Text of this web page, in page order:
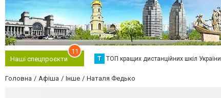
Наші спецпроєкти
11
Т ТОП кращих дистанційних шкіл України
Головна Афіша Інше Наталя Федько